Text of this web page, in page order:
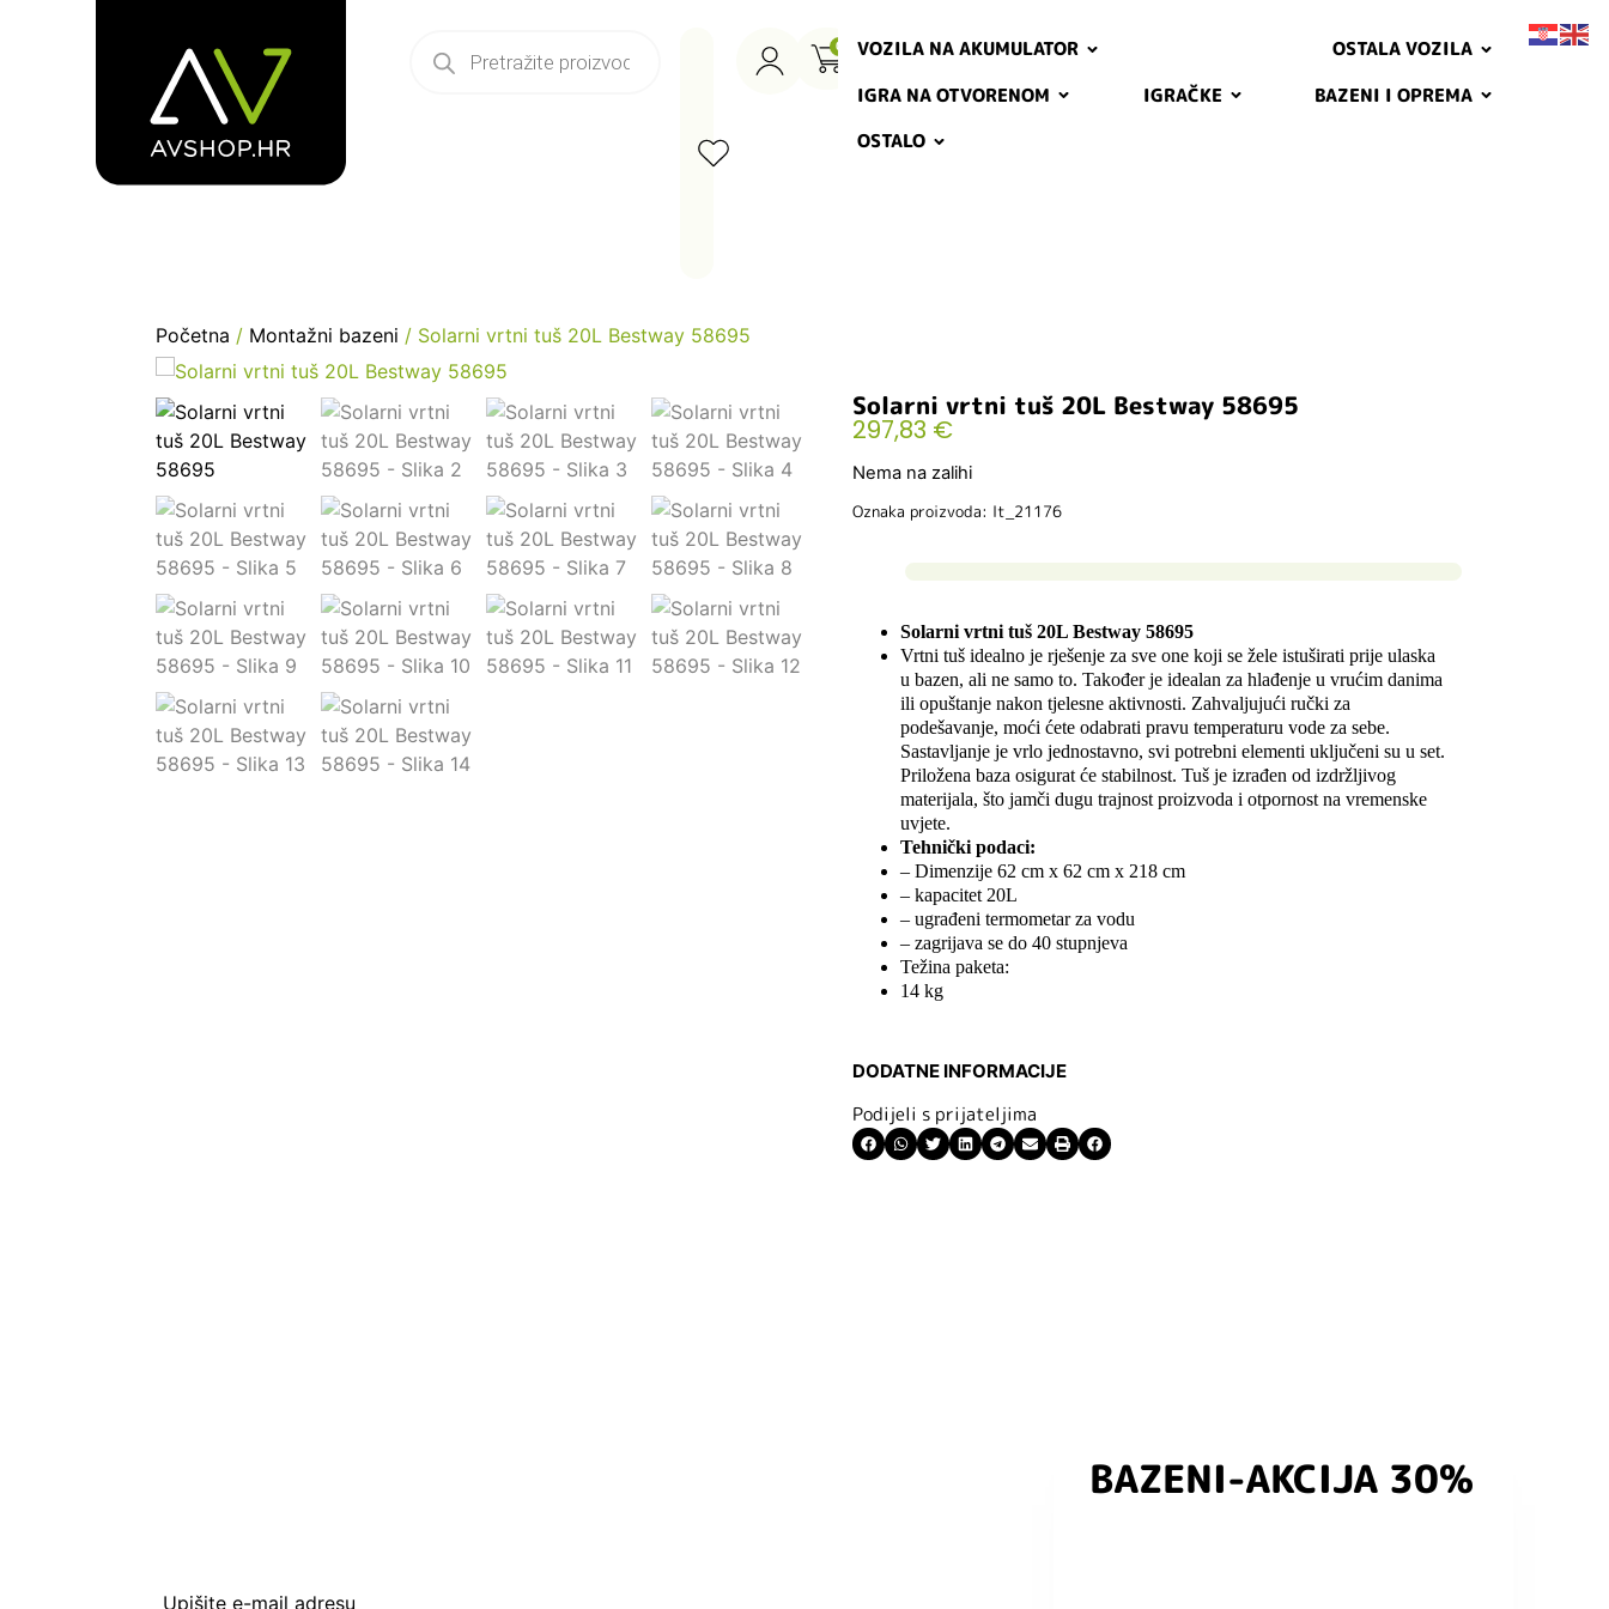
0 VOZILA NA AKUMULATOR
OSTALA VOZILA
IGRA NA OTVORENOM
IGRAČKE
BAZENI I OPREMA
OSTALO
Početna / Montažni bazeni / Solarni vrtni tuš 20L Bestway 58695
Solarni vrtni tuš 20L Bestway 58695
297,83 €
Nema na zalihi
Oznaka proizvoda: lt_21176
Solarni vrtni tuš 20L Bestway 58695
Vrtni tuš idealno je rješenje za sve one koji se žele istuširati prije ulaska
u bazen, ali ne samo to. Također je idealan za hlađenje u vrućim danima
ili opuštanje nakon tjelesne aktivnosti. Zahvaljujući ručki za
podešavanje, moći ćete odabrati pravu temperaturu vode za sebe.
Sastavljanje je vrlo jednostavno, svi potrebni elementi uključeni su u set.
Priložena baza osigurat će stabilnost. Tuš je izrađen od izdržljivog
materijala, što jamči dugu trajnost proizvoda i otpornost na vremenske
uvjete.
Tehnički podaci:
– Dimenzije 62 cm x 62 cm x 218 cm
– kapacitet 20L
– ugrađeni termometar za vodu
– zagrijava se do 40 stupnjeva
Težina paketa:
14 kg
DODATNE INFORMACIJE
Podijeli s prijateljima
Upišite e-mail adresu
BAZENI-AKCIJA 30%